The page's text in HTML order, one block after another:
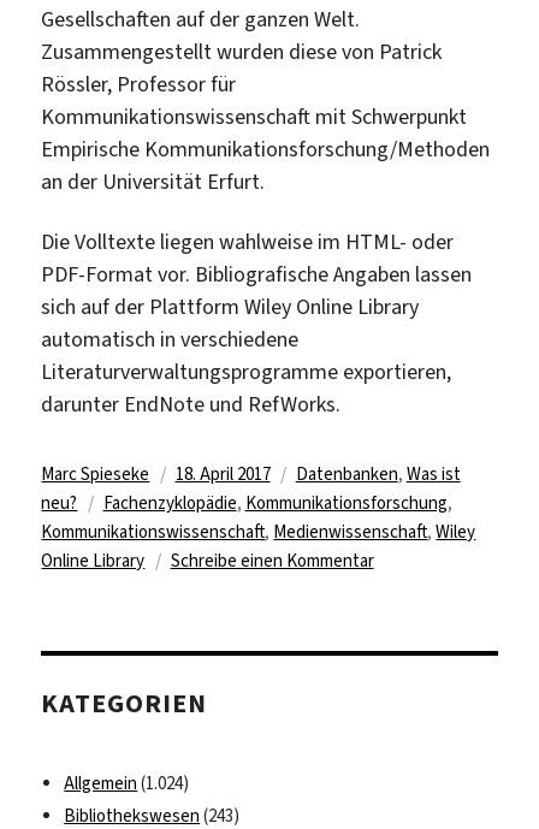
Gesellschaften auf der ganzen Welt.
Zusammengestellt wurden diese von Patrick
Rössler, Professor für
Kommunikationswissenschaft mit Schwerpunkt
Empirische Kommunikationsforschung/Methoden
an der Universität Erfurt.
Die Volltexte liegen wahlweise im HTML- oder
PDF-Format vor. Bibliografische Angaben lassen
sich auf der Plattform Wiley Online Library
automatisch in verschiedene
Literaturverwaltungsprogramme exportieren,
darunter EndNote und RefWorks.
Autor
Marc Spieseke
Veröffentlicht
am
18. April 2017 Kategorien
Datenbanken, Was ist
neu?
Schlagwörter
Fachenzyklopädie, Kommunikationsforschung,
Kommunikationswissenschaft, Medienwissenschaft,Wiley
Online Library
Schreibe einen Kommentarzu
of
KATEGORIEN
Allgemein (1.024)
Bibliothekswesen (243)